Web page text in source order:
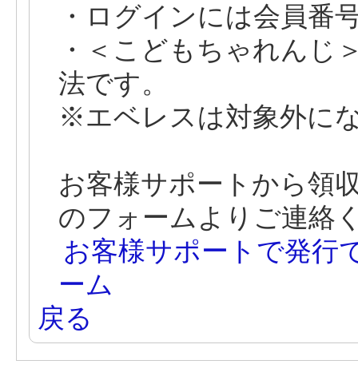
・ログインには会員番
・＜こどもちゃれんじ
法です。
※エベレスは対象外に
お客様サポートから領
のフォームよりご連絡
お客様サポートで発行
ーム
戻る